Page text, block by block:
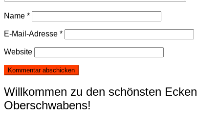
Name *
E-Mail-Adresse *
Website
Willkommen zu den schönsten Ecken
Oberschwabens!